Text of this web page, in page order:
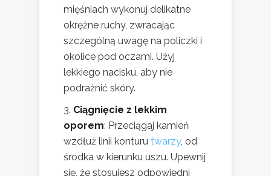
mięśniach wykonuj delikatne
okrężne ruchy, zwracając
szczególną uwagę na policzki i
okolice pod oczami. Użyj
lekkiego nacisku, aby nie
podrażnić skóry.
3. Ciągnięcie z lekkim
oporem: Przeciągaj kamień
wzdłuż linii konturu twarzy, od
środka w kierunku uszu. Upewnij
się, że stosujesz odpowiedni